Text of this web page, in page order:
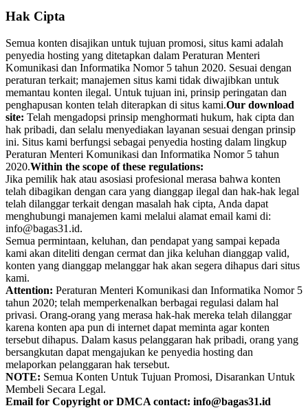
Hak Cipta
Semua konten disajikan untuk tujuan promosi, situs kami adalah
penyedia hosting yang ditetapkan dalam Peraturan Menteri
Komunikasi dan Informatika Nomor 5 tahun 2020. Sesuai dengan
peraturan terkait; manajemen situs kami tidak diwajibkan untuk
memantau konten ilegal. Untuk tujuan ini, prinsip peringatan dan
penghapusan konten telah diterapkan di situs kami.Our download
site: Telah mengadopsi prinsip menghormati hukum, hak cipta dan
hak pribadi, dan selalu menyediakan layanan sesuai dengan prinsip
ini. Situs kami berfungsi sebagai penyedia hosting dalam lingkup
Peraturan Menteri Komunikasi dan Informatika Nomor 5 tahun
2020.Within the scope of these regulations:
Jika pemilik hak atau asosiasi profesional merasa bahwa konten
telah dibagikan dengan cara yang dianggap ilegal dan hak-hak legal
telah dilanggar terkait dengan masalah hak cipta, Anda dapat
menghubungi manajemen kami melalui alamat email kami di:
info@bagas31.id.
Semua permintaan, keluhan, dan pendapat yang sampai kepada
kami akan diteliti dengan cermat dan jika keluhan dianggap valid,
konten yang dianggap melanggar hak akan segera dihapus dari situs
kami.
Attention: Peraturan Menteri Komunikasi dan Informatika Nomor 5
tahun 2020; telah memperkenalkan berbagai regulasi dalam hal
privasi. Orang-orang yang merasa hak-hak mereka telah dilanggar
karena konten apa pun di internet dapat meminta agar konten
tersebut dihapus. Dalam kasus pelanggaran hak pribadi, orang yang
bersangkutan dapat mengajukan ke penyedia hosting dan
melaporkan pelanggaran hak tersebut.
NOTE: Semua Konten Untuk Tujuan Promosi, Disarankan Untuk
Membeli Secara Legal.
Email for Copyright or DMCA contact: info@bagas31.id